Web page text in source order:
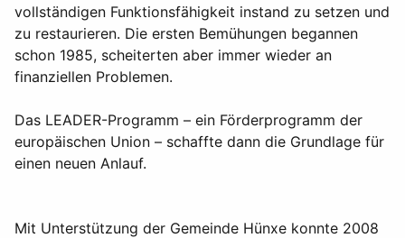
vollständigen Funktionsfähigkeit instand zu setzen und
zu restaurieren. Die ersten Bemühungen begannen
schon 1985, scheiterten aber immer wieder an
finanziellen Problemen.
Das LEADER-Programm – ein Förderprogramm der
europäischen Union – schaffte dann die Grundlage für
einen neuen Anlauf.
Mit Unterstützung der Gemeinde Hünxe konnte 2008